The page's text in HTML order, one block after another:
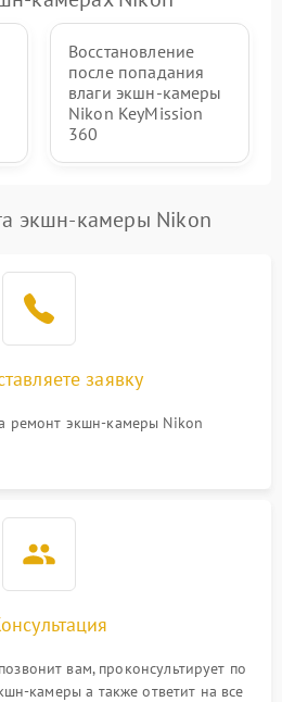
1000 ₽ Подробнее →
1000 ₽
Восстановление
после попадания
влаги экшн-камеры
Nikon KeyMission
360
экшн-камеры Nikon
заявку
ремонт экшн-камеры Nikon
вам, проконсультирует по
камеры а также ответит на все